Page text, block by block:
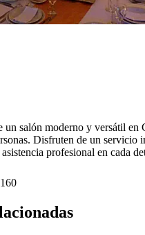
un salón moderno y versátil en
Disfruten de un servicio
profesional en cada
160